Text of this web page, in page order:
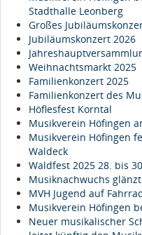
Stadthalle Leonberg
Großes
Jubiläumskonzert 2026
Weihnachtsmarkt 2025
Familienkonzert 2025
Familienkonzert des
Höflesfest Korntal
Musikverein Höfingen
Musikverein Höfingen
Waldeck
Waldfest 2025 28. bis
Musiknachwuchs
MVH Jugend auf
Musikverein Höfingen
Neuer musikalischer